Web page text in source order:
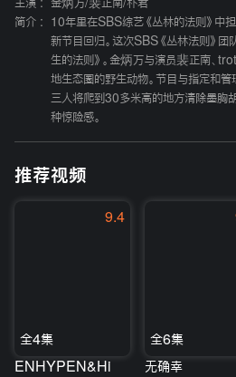
主演 :
金炳万/裴正南/朴君
简介 :
10年里在SBS综艺《丛林的法则》中
新节目回归。这次SBS《丛林法则》
生的法则》。金炳万与演员裴正南、
地生态圈的野生动物。节目与指定和管
三人将爬到30多米高的地方清除墨胸
种惊险感。
推荐视频
9.4
全4集
ENHYPEN&Hi
全6集
无确幸